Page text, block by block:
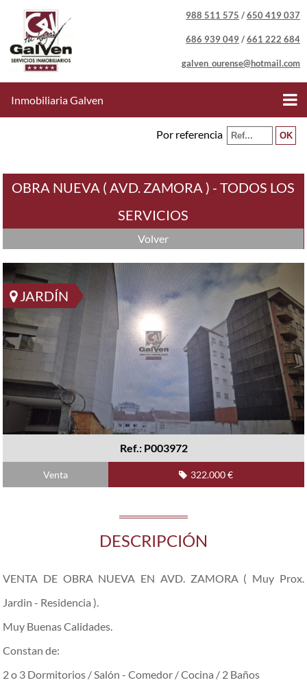
988 511 575 /650 419 037
686 939 049 /661 222 684
galven_ourense@hotmail.com
Inmobiliaria Galven
Por referencia
OBRA NUEVA ( AVD. ZAMORA ) - TODOS LOS
SERVICIOS
Volver
JARDÍN
Ref.: P003972
Venta 322.000 €
DESCRIPCIÓN
VENTA DE OBRA NUEVA EN AVD. ZAMORA ( Muy Prox.
Jardin - Residencia ).
Muy Buenas Calidades.
Constan de:
2 o 3 Dormitorios / Salón - Comedor / Cocina / 2 Baños